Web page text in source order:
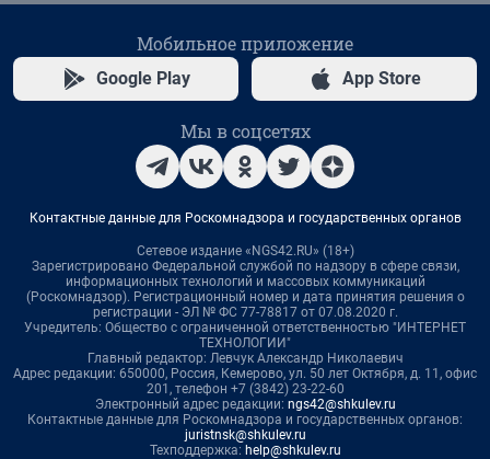
Мобильное приложение
Google Play App Store
Мы в соцсетях
Контактные данные для Роскомнадзора и государственных органов
Сетевое издание «NGS42.RU» (18+)
Зарегистрировано Федеральной службой по надзору в сфере связи,
информационных технологий и массовых коммуникаций
(Роскомнадзор). Регистрационный номер и дата принятия решения о
регистрации - ЭЛ № ФС 77-78817 от 07.08.2020 г.
Учредитель: Общество с ограниченной ответственностью "ИНТЕРНЕТ
ТЕХНОЛОГИИ"
Главный редактор: Левчук Александр Николаевич
Адрес редакции: 650000, Россия, Кемерово, ул. 50 лет Октября, д. 11, офис
201, телефон +7 (3842) 23-22-60
Электронный адрес редакции: ngs42@shkulev.ru
Контактные данные для Роскомнадзора и государственных органов:
juristnsk@shkulev.ru
Техподдержка: help@shkulev.ru